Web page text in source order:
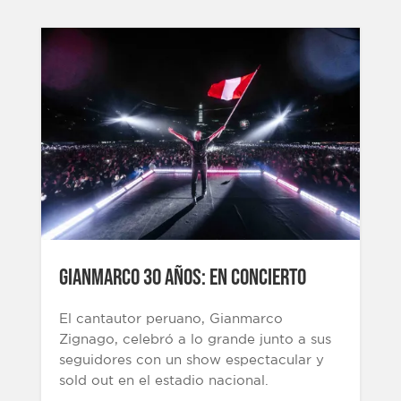
GIANMARCO 30 AÑOS: EN CONCIERTO
El cantautor peruano, Gianmarco
Zignago, celebró a lo grande junto a sus
seguidores con un show espectacular y
sold out en el estadio nacional.